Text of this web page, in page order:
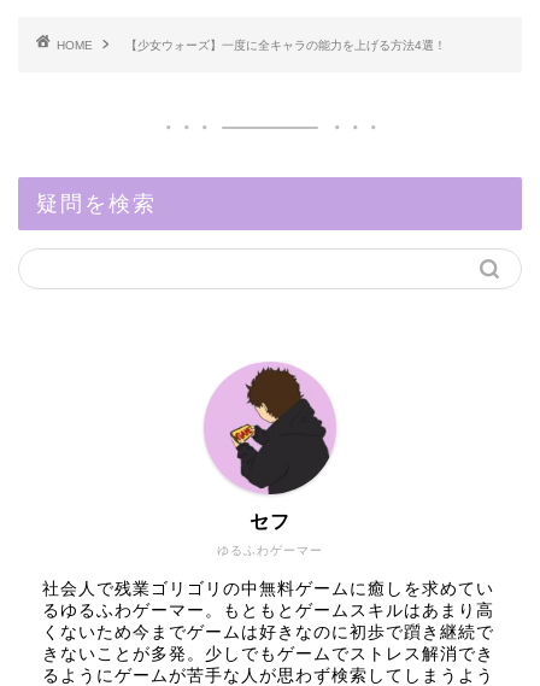
HOME 【少女ウォーズ】一度に全キャラの能力を上げる方法4選！
疑問を検索
ゆるふわゲーマー
セフ
社会人で残業ゴリゴリの中無料ゲームに癒しを求めてい
るゆるふわゲーマー。もともとゲームスキルはあまり高
くないため今までゲームは好きなのに初歩で躓き継続で
きないことが多発。少しでもゲームでストレス解消でき
るようにゲームが苦手な人が思わず検索してしまうよう